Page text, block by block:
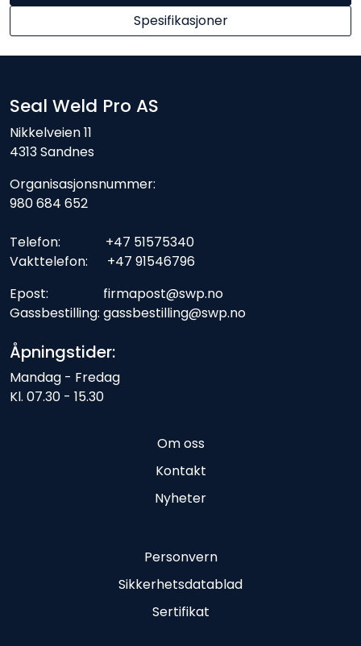
Spesifikasjoner
Seal Weld Pro AS
Nikkelveien 11
4313 Sandnes
Organisasjonsnummer:
980 684 652
Telefon: +47 51575340
Vakttelefon: +47 91546796
Epost: firmapost@swp.no
Gassbestilling: gassbestilling@swp.no
Åpningstider:
Mandag - Fredag
Kl. 07.30 - 15.30
Om oss
Kontakt
Nyheter
Personvern
Sikkerhetsdatablad
Sertifikat